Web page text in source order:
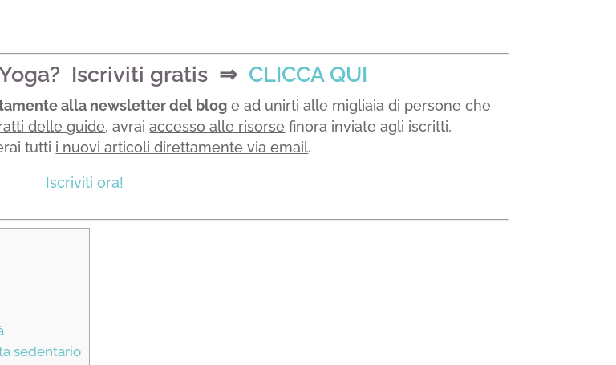
Iscriviti gratis ⇒ CLICCA QUI
alla newsletter del blog e ad unirti alle migliaia di persone che
delle guide, avraiaccesso alle risorse finora inviate agli iscritti,
tutti i nuovi articoli direttamente via email.
Iscriviti ora!
sedentario